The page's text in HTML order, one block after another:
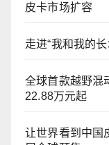
皮卡市场扩容
走进“我和我的
全球首款越野混
22.88万元起
让世界看到中国